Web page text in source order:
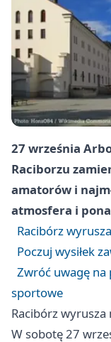
27 września
Raciborzu
amatorów i
atmosfera i
Racibórz
Poczuj wysiłek
Zwróć uwagę na
sportowe
Racibórz wyrusza
W sobotę 27